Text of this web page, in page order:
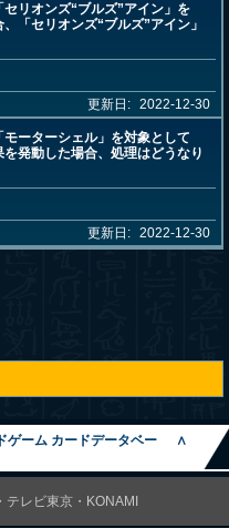
セリオンズ“ブルズ”アイン」を
「セリオンズ“ブルズ”アイン」
更新日: 2022-12-30
モーターシェル」を対象として
を発動した場合、処理はどうなり
更新日: 2022-12-30
ゲーム カードデータベー
∧
レビ東京・KONAMI